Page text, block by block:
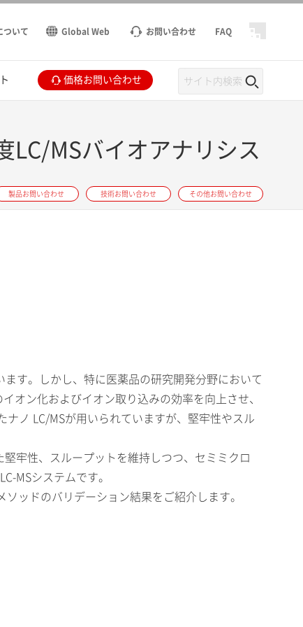
ついて Global Web お問い合わせ FAQ
価格お問い合わせ
LC/MSバイオアナリシス
製品お問い合わせ 技術お問い合わせ その他お問い合わせ
す。しかし、特に医薬品の研究開発分野において
オン化およびイオン取り込みの効率を向上させ、
ノ LC/MSが用いられていますが、堅牢性やスル
牢性、スループットを維持しつつ、セミミクロ
MSシステムです。
ッドのバリデーション結果をご紹介します。